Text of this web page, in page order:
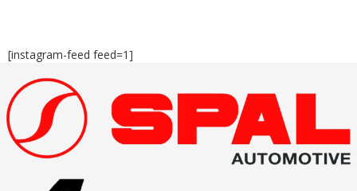
[instagram-feed feed=1]